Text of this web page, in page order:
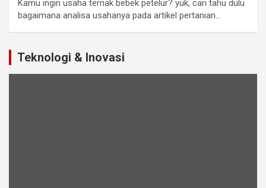
Kamu ingin usaha ternak bebek petelur? yuk, cari tahu dulu
bagaimana analisa usahanya pada artikel pertanian…
Teknologi & Inovasi